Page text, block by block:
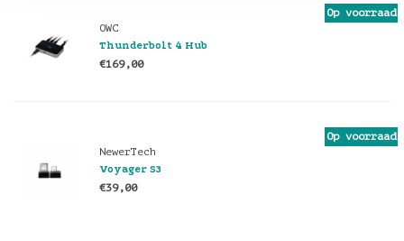
Op voorraad
OWC
Thunderbolt 4 Hub
€169,00
Op voorraad
NewerTech
Voyager S3
€39,00